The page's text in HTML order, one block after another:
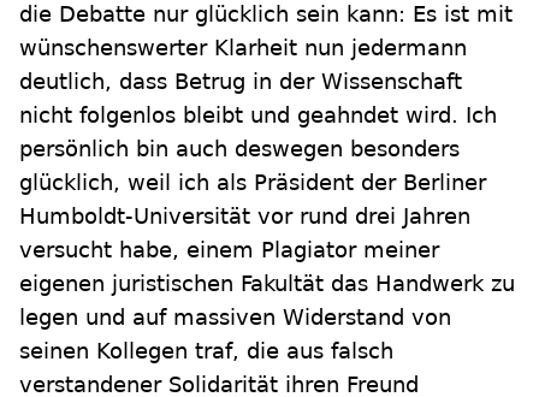
die Debatte nur glücklich sein kann: Es ist mit
wünschenswerter Klarheit nun jedermann
deutlich, dass Betrug in der Wissenschaft
nicht folgenlos bleibt und geahndet wird. Ich
persönlich bin auch deswegen besonders
glücklich, weil ich als Präsident der Berliner
Humboldt-Universität vor rund drei Jahren
versucht habe, einem Plagiator meiner
eigenen juristischen Fakultät das Handwerk zu
legen und auf massiven Widerstand von
seinen Kollegen traf, die aus falsch
verstandener Solidarität ihren Freund